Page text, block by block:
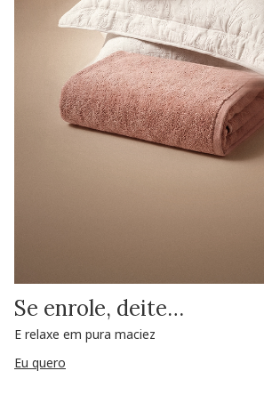
Se enrole, deite…
E relaxe em pura maciez
Eu quero